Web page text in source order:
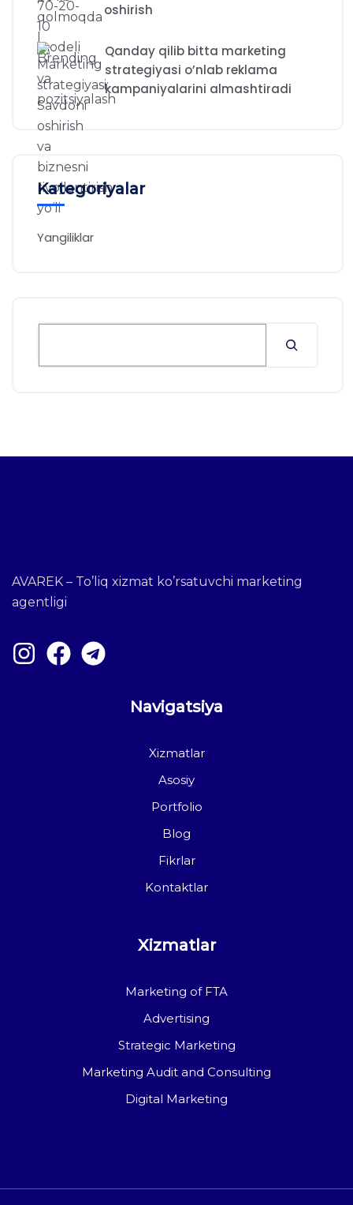
oshirish
Qanday qilib bitta marketing
strategiyasi o’nlab reklama
kampaniyalarini almashtiradi
Kategoriyalar
Yangiliklar
AVAREK – To’liq xizmat ko’rsatuvchi marketing
agentligi
Navigatsiya
Xizmatlar
Asosiy
Portfolio
Blog
Fikrlar
Kontaktlar
Xizmatlar
Marketing of FTA
Advertising
Strategic Marketing
Marketing Audit and Consulting
Digital Marketing